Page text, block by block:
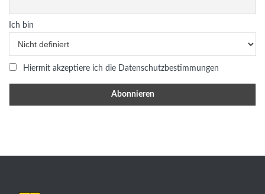
Ich bin
Hiermit akzeptiere ich die Datenschutzbestimmungen